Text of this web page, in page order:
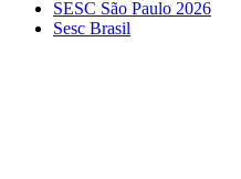
SESC São Paulo 2026
Sesc Brasil